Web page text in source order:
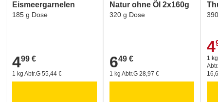
Umwelt und Verpackung:
Eismeergarnelen
185 g Dose
4,99 €
499 €
1 kg Abtr.G 55,44 €
Natur ohne Öl 2x160g
320 g Dose
6,49 €
649 €
1 kg Abtr.G 28,97 €
4
1 kg